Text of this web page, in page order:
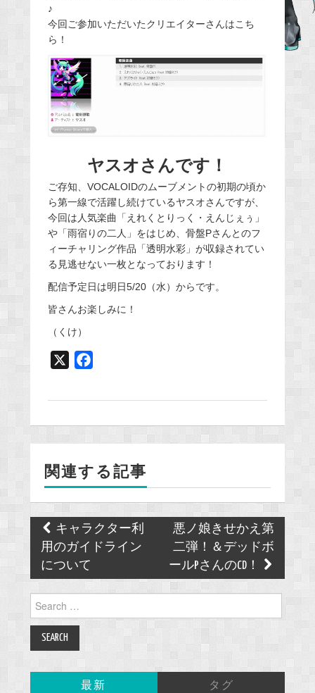
o
♪
今回ご参加いただいたクリエイターさんはこち
ら！
ヤスオさんです！
ご存知、VOCALOIDのムーブメントの初期の頃か
ら第一線で活躍し続けているヤスオさんですが、
今回は人気楽曲「えれくとりっく・えんじぇぅ」
や「雨宿りの二人」をはじめ、骨盤Pさんとのフ
ィーチャリング作品「透明水彩」が収録されてい
る見逃せない一枚となっております！
配信予定日は明日5/20（水）からです。
皆さんお楽しみに！
（くけ）
o
k
関連する記事
Post
navigation
キャラクター利
用のガイドライン
について
悪ノ娘きせかえ第
二弾！＆デッドボ
ールPさんのCD！
for:
最新 タグ